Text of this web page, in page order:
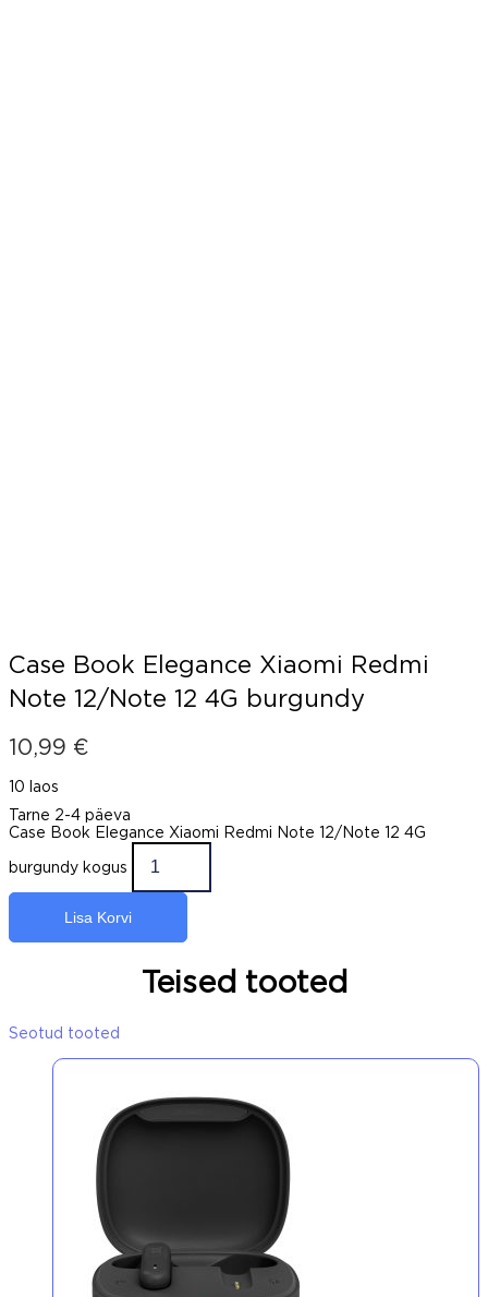
Case Book Elegance Xiaomi Redmi
Note 12/Note 12 4G burgundy
10,99 €
10 laos
Tarne 2-4 päeva
Case Book Elegance Xiaomi Redmi Note 12/Note 12 4G
burgundy kogus
Lisa Korvi
Teised tooted
Seotud tooted